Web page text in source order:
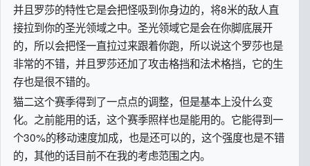
并且罗莎的特性它是会把怪吸到你身边的，将8米的敌人直
接拉到你的圣光领域之中。圣光领域它是会在你脚底展开
的，所以会把怪一直拉过来跟着你跑，所以说这个罗莎也是
非常的不错，并且罗莎还加了攻击格挡和法术格挡，它的生
存也是很不错的。
猫二这个赛季得到了一点点的调整，但是基本上没什么变
化。之前能用的话，这个赛季照样也是能用的。它能得到一
个30%的移动速度加成，也是还可以的，这个强度也是不错
的，其他的话目前不在我的考虑范围之内。